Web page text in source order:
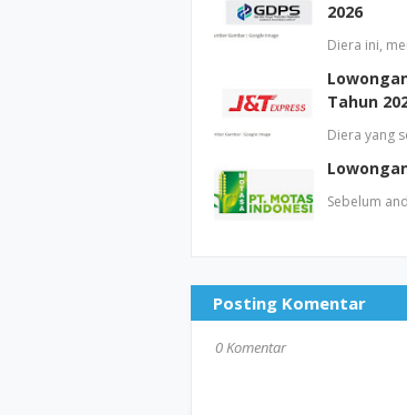
2026
Diera ini,
Tahun
Diera yang
Sebelum
Posting Komentar
0 Komentar